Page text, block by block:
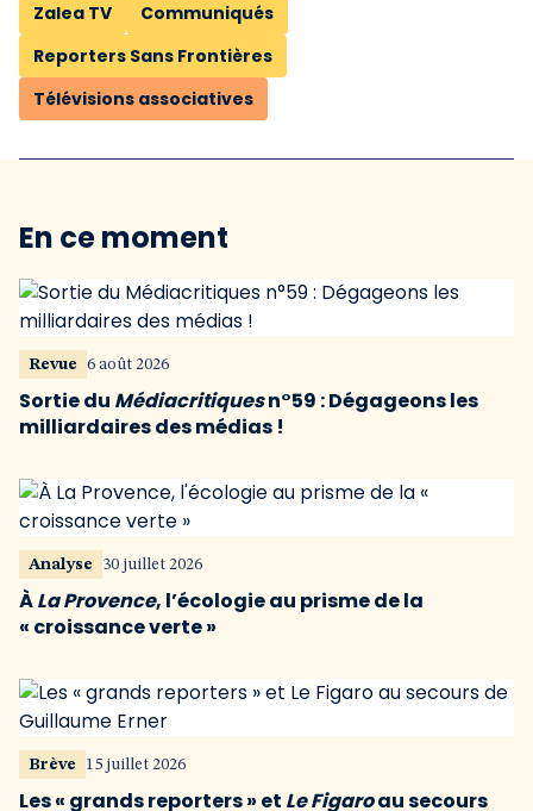
Zalea TV
Communiqués
Reporters Sans Frontières
Télévisions associatives
En ce moment
Revue 6 août 2026
Sortie du Médiacritiquesn°59 : Dégageons les
milliardaires des médias !
Analyse 30 juillet 2026
ÀLa Provence, l’écologie au prisme de la
« croissance verte »
Brève 15 juillet 2026
Les « grands reporters » et Le Figaroau secours